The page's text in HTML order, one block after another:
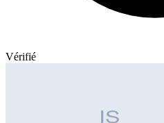
Vérifié